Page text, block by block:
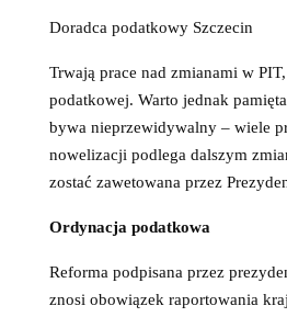
Doradca podatkowy Szczecin
Trwają prace nad zmianami w
podatkowej. Warto jednak
bywa nieprzewidywalny – wiele
nowelizacji podlega dalszym
zostać zawetowana przez
Ordynacja podatkowa
Reforma podpisana przez
znosi obowiązek raportowania